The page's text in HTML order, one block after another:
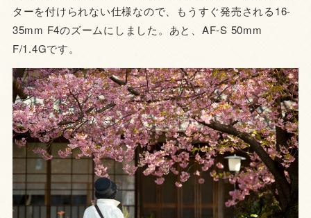
ターを付けられない仕様なので、もうすぐ発売される16-
35mm F4のズームにしました。あと、AF-S 50mm
F/1.4Gです。